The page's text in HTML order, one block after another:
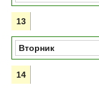
13
Вторник
14